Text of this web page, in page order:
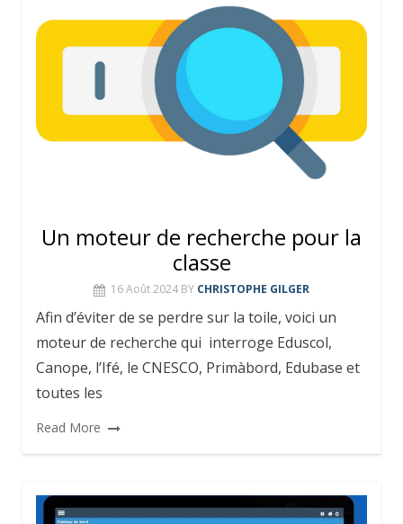
Un moteur de recherche pour la
classe
16 Août 2024 BY CHRISTOPHE GILGER
Afin d’éviter de se perdre sur la toile, voici un
moteur de recherche qui interroge Eduscol,
Canope, l’Ifé, le CNESCO, Primàbord, Edubase et
toutes les
Read More